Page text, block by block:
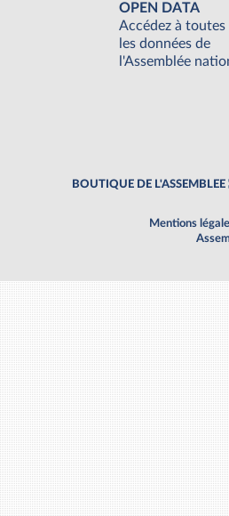
OPEN DATA
Accédez à toutes
les données de
l'Assemblée
BOUTIQUE DE L'ASSEMBLEE
Mentions